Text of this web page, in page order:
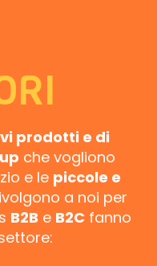
prodotti e di
che vogliono
e le piccole e
a noi per
B2B e B2C fanno